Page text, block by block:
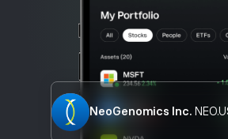
NeoGenomics Inc.